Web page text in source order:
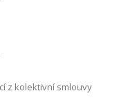
z kolektivní smlouvy